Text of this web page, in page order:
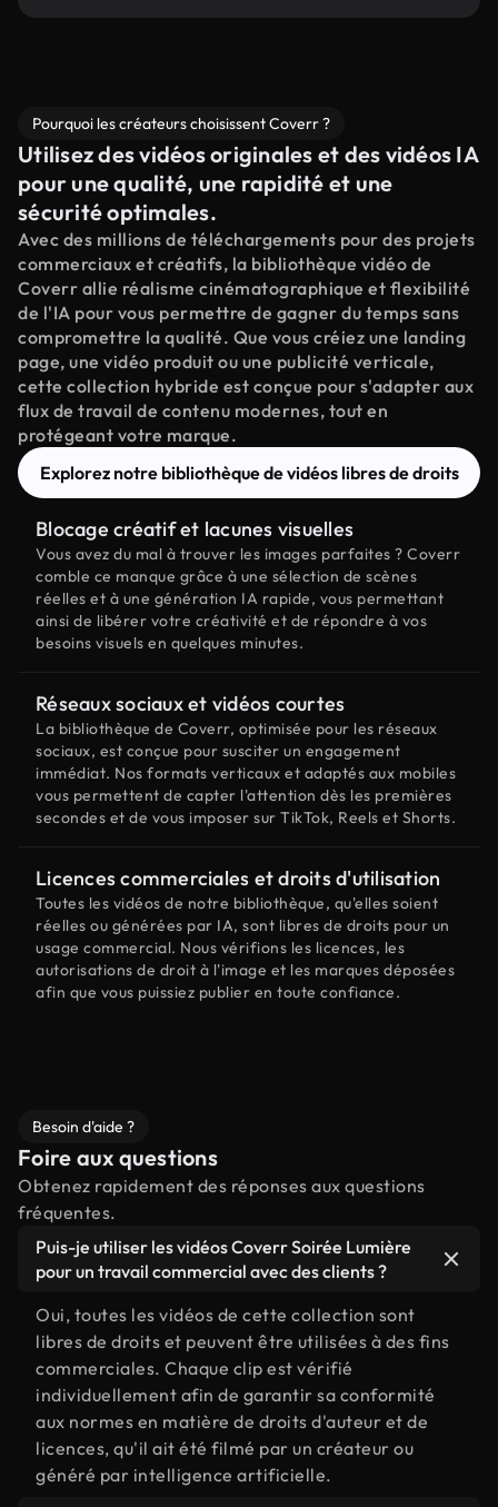
Pourquoi les créateurs choisissent Coverr ?
Utilisez des vidéos originales et des vidéos IA
pour une qualité, une rapidité et une
sécurité optimales.
Avec des millions de téléchargements pour des projets
commerciaux et créatifs, la bibliothèque vidéo de
Coverr allie réalisme cinématographique et flexibilité
de l'IA pour vous permettre de gagner du temps sans
compromettre la qualité. Que vous créiez une landing
page, une vidéo produit ou une publicité verticale,
cette collection hybride est conçue pour s'adapter aux
flux de travail de contenu modernes, tout en
protégeant votre marque.
Explorez notre bibliothèque de vidéos libres de droits
Blocage créatif et lacunes visuelles
Vous avez du mal à trouver les images parfaites ? Coverr
comble ce manque grâce à une sélection de scènes
réelles et à une génération IA rapide, vous permettant
ainsi de libérer votre créativité et de répondre à vos
besoins visuels en quelques minutes.
Réseaux sociaux et vidéos courtes
La bibliothèque de Coverr, optimisée pour les réseaux
sociaux, est conçue pour susciter un engagement
immédiat. Nos formats verticaux et adaptés aux mobiles
vous permettent de capter l'attention dès les premières
secondes et de vous imposer sur TikTok, Reels et Shorts.
Licences commerciales et droits d'utilisation
Toutes les vidéos de notre bibliothèque, qu'elles soient
réelles ou générées par IA, sont libres de droits pour un
usage commercial. Nous vérifions les licences, les
autorisations de droit à l'image et les marques déposées
afin que vous puissiez publier en toute confiance.
Besoin d'aide ?
Foire aux questions
Obtenez rapidement des réponses aux questions
fréquentes.
Puis-je utiliser les vidéos Coverr Soirée Lumière
pour un travail commercial avec des clients ?
Oui, toutes les vidéos de cette collection sont
libres de droits et peuvent être utilisées à des fins
commerciales. Chaque clip est vérifié
individuellement afin de garantir sa conformité
aux normes en matière de droits d'auteur et de
licences, qu'il ait été filmé par un créateur ou
généré par intelligence artificielle.